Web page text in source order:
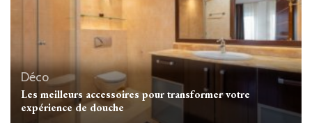
Déco
Les meilleurs accessoires pour transformer votre
expérience de douche